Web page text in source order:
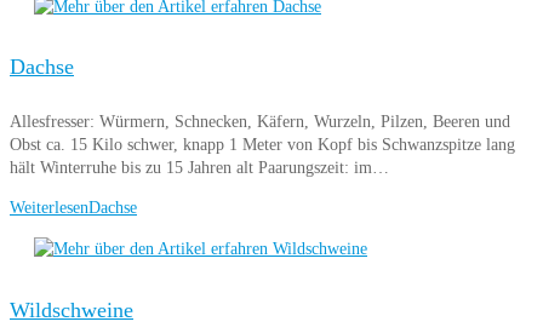
Dachse
Allesfresser: Würmern, Schnecken, Käfern, Wurzeln, Pilzen, Beeren und
Obst ca. 15 Kilo schwer, knapp 1 Meter von Kopf bis Schwanzspitze lang
hält Winterruhe bis zu 15 Jahren alt Paarungszeit: im…
WeiterlesenDachse
Wildschweine